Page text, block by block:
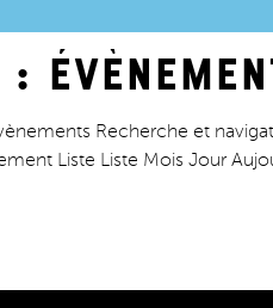
:
Recherche et
Liste Liste Mois Jour